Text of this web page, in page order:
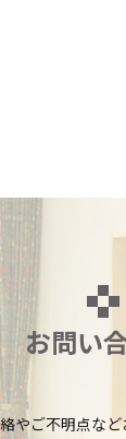
お問い
やご不明点など